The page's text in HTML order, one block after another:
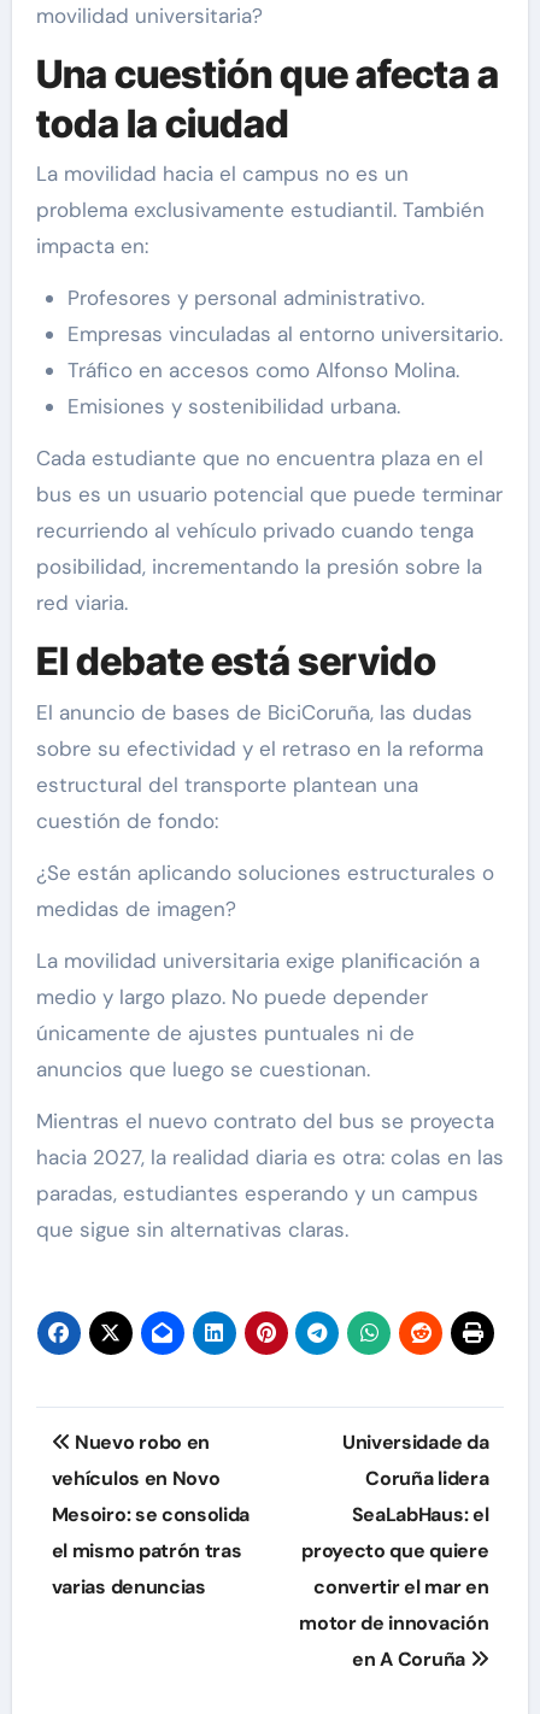
movilidad universitaria?
Una cuestión que afecta a
toda la ciudad
La movilidad hacia el campus no es un
problema exclusivamente estudiantil. También
impacta en:
Profesores y personal administrativo.
Empresas vinculadas al entorno universitario.
Tráfico en accesos como Alfonso Molina.
Emisiones y sostenibilidad urbana.
Cada estudiante que no encuentra plaza en el
bus es un usuario potencial que puede terminar
recurriendo al vehículo privado cuando tenga
posibilidad, incrementando la presión sobre la
red viaria.
El debate está servido
El anuncio de bases de BiciCoruña, las dudas
sobre su efectividad y el retraso en la reforma
estructural del transporte plantean una
cuestión de fondo:
¿Se están aplicando soluciones estructurales o
medidas de imagen?
La movilidad universitaria exige planificación a
medio y largo plazo. No puede depender
únicamente de ajustes puntuales ni de
anuncios que luego se cuestionan.
Mientras el nuevo contrato del bus se proyecta
hacia 2027, la realidad diaria es otra: colas en las
paradas, estudiantes esperando y un campus
que sigue sin alternativas claras.
Navegación
de
entradas
Nuevo robo en
vehículos en Novo
Mesoiro: se consolida
el mismo patrón tras
varias denuncias
Universidade da
Coruña lidera
SeaLabHaus: el
proyecto que quiere
convertir el mar en
motor de innovación
en A Coruña